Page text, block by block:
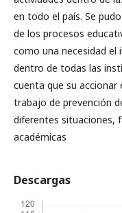
en todo el país. Se
de los procesos
como una necesidad el
dentro de todas las
cuenta que su
trabajo de prevención
diferentes situaciones,
académicas
Descargas